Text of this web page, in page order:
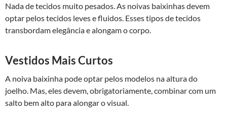
Nada de tecidos muito pesados. As noivas baixinhas devem
optar pelos tecidos leves e fluidos. Esses tipos de tecidos
transbordam elegância e alongam o corpo.
Vestidos Mais Curtos
A noiva baixinha pode optar pelos modelos na altura do
joelho. Mas, eles devem, obrigatoriamente, combinar com um
salto bem alto para alongar o visual.